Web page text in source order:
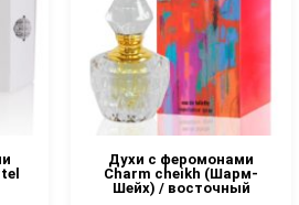
Духи с феромонами
Charm cheikh (Шарм-
Шейх) / восточный